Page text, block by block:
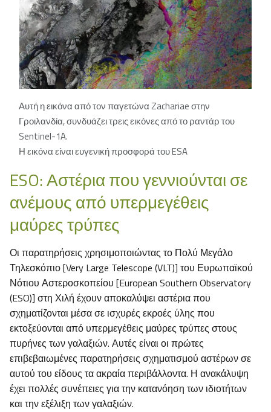
Αυτή η εικόνα από τον παγετώνα Zachariae στην
Γροιλανδία, συνδυάζει τρεις εικόνες από το ραντάρ του
Sentinel-1A.
Η εικόνα είναι ευγενική προσφορά του ESA
ESO: Αστέρια που γεννιούνται σε
ανέμους από υπερμεγέθεις
μαύρες τρύπες
Οι παρατηρήσεις χρησιμοποιώντας το Πολύ Μεγάλο
Τηλεσκόπιο [Very Large Telescope (VLT)] του Ευρωπαϊκού
Νότιου Αστεροσκοπείου [European Southern Observatory
(ESO)] στη Χιλή έχουν αποκαλύψει αστέρια που
σχηματίζονται μέσα σε ισχυρές εκροές ύλης που
εκτοξεύονται από υπερμεγέθεις μαύρες τρύπες στους
πυρήνες των γαλαξιών. Αυτές είναι οι πρώτες
επιβεβαιωμένες παρατηρήσεις σχηματισμού αστέρων σε
αυτού του είδους τα ακραία περιβάλλοντα. Η ανακάλυψη
έχει πολλές συνέπειες για την κατανόηση των ιδιοτήτων
και την εξέλιξη των γαλαξιών.